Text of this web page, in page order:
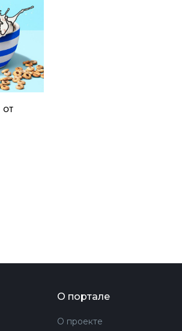
О портале
О проекте
БИЗНЕС И
ФЕСТИВАЛИ